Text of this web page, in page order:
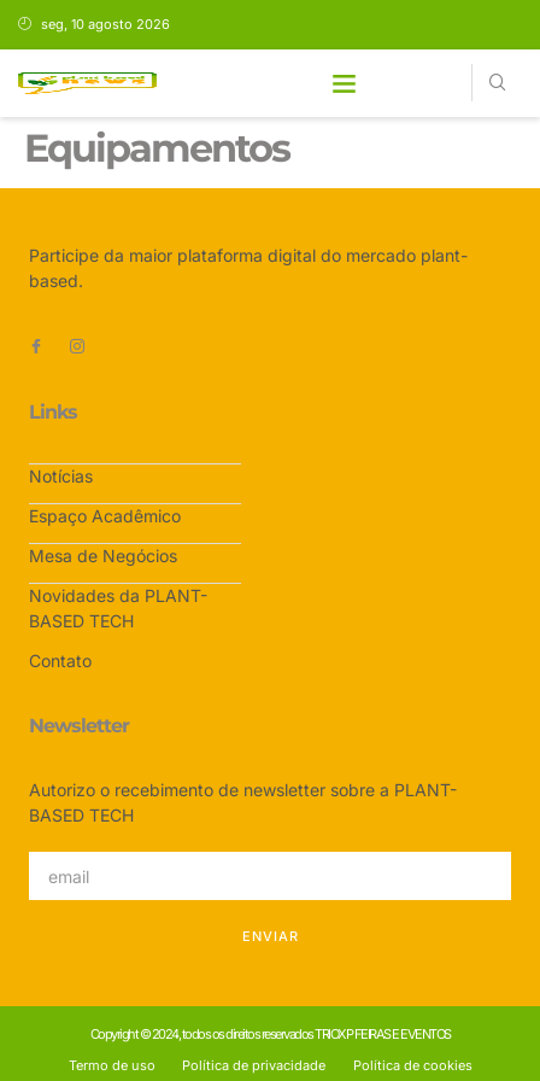
seg, 10 agosto 2026
Equipamentos
Participe da maior plataforma digital do mercado plant-
based.
Links
Notícias
Espaço Acadêmico
Mesa de Negócios
Novidades da PLANT-
BASED TECH
Contato
Newsletter
Autorizo o recebimento de newsletter sobre a PLANT-
BASED TECH
ENVIAR
Copyright © 2024, todos os direitos reservados TRIOXP FEIRAS E EVENTOS
Termo de uso
Política de privacidade Política de cookies